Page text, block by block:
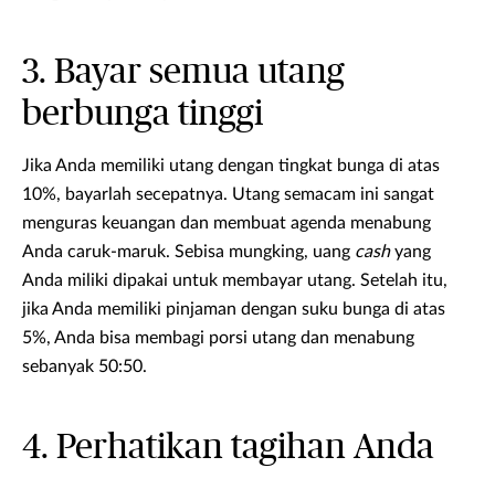
3. Bayar semua utang
berbunga tinggi
Jika Anda memiliki utang dengan tingkat bunga di atas
10%, bayarlah secepatnya. Utang semacam ini sangat
menguras keuangan dan membuat agenda menabung
Anda caruk-maruk. Sebisa mungking, uang cashyang
Anda miliki dipakai untuk membayar utang. Setelah itu,
jika Anda memiliki pinjaman dengan suku bunga di atas
5%, Anda bisa membagi porsi utang dan menabung
sebanyak 50:50.
4. Perhatikan tagihan Anda